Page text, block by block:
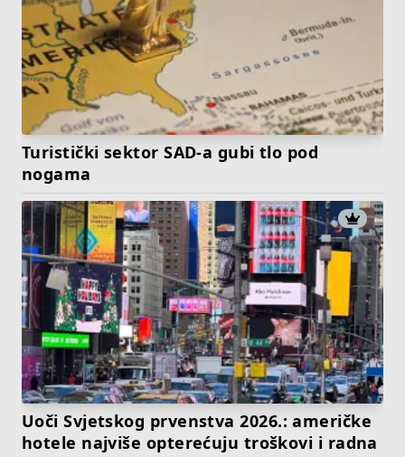
Turistički sektor SAD-a gubi tlo pod
nogama
Uoči Svjetskog prvenstva 2026.: američke
hotele najviše opterećuju troškovi i radna